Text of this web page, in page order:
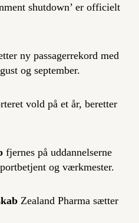
shutdown’ er officielt
ny passagerrekord med
og september.
vold på et år, beretter
fjernes på uddannelserne
og værkmester.
Zealand Pharma sætter